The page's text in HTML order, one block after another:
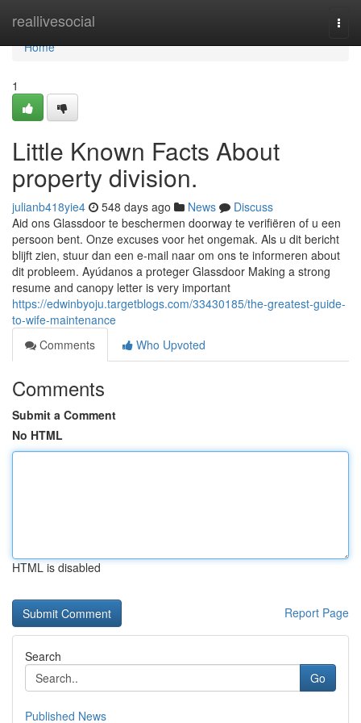
reallivesocial
Home
Home
1
Little Known Facts About
property division.
julianb418yie4 548 days ago News
Discuss
Aid ons Glassdoor te beschermen doorway te verifiëren of u een
persoon bent. Onze excuses voor het ongemak. Als u dit bericht
blijft zien, stuur dan een e-mail naar om ons te informeren about
dit probleem. Ayúdanos a proteger Glassdoor Making a strong
resume and canopy letter is very important
https://edwinbyoju.targetblogs.com/33430185/the-greatest-guide-
to-wife-maintenance
Comments
Who Upvoted
Comments
Submit a Comment
No HTML
HTML is disabled
Report Page
Search
Go
Published News